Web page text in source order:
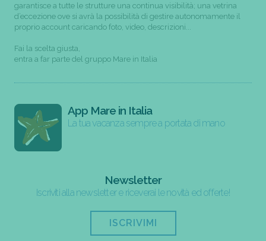
garantisce a tutte le strutture una continua visibilità; una vetrina
d’eccezione ove si avrà la possibilità di gestire autonomamente il
proprio account caricando foto, video, descrizioni...
Fai la scelta giusta,
entra a far parte del gruppo Mare in Italia
App Mare in Italia
La tua vacanza sempre a portata di mano
Newsletter
Iscriviti alla newsletter e riceverai le novità ed offerte!
ISCRIVIMI